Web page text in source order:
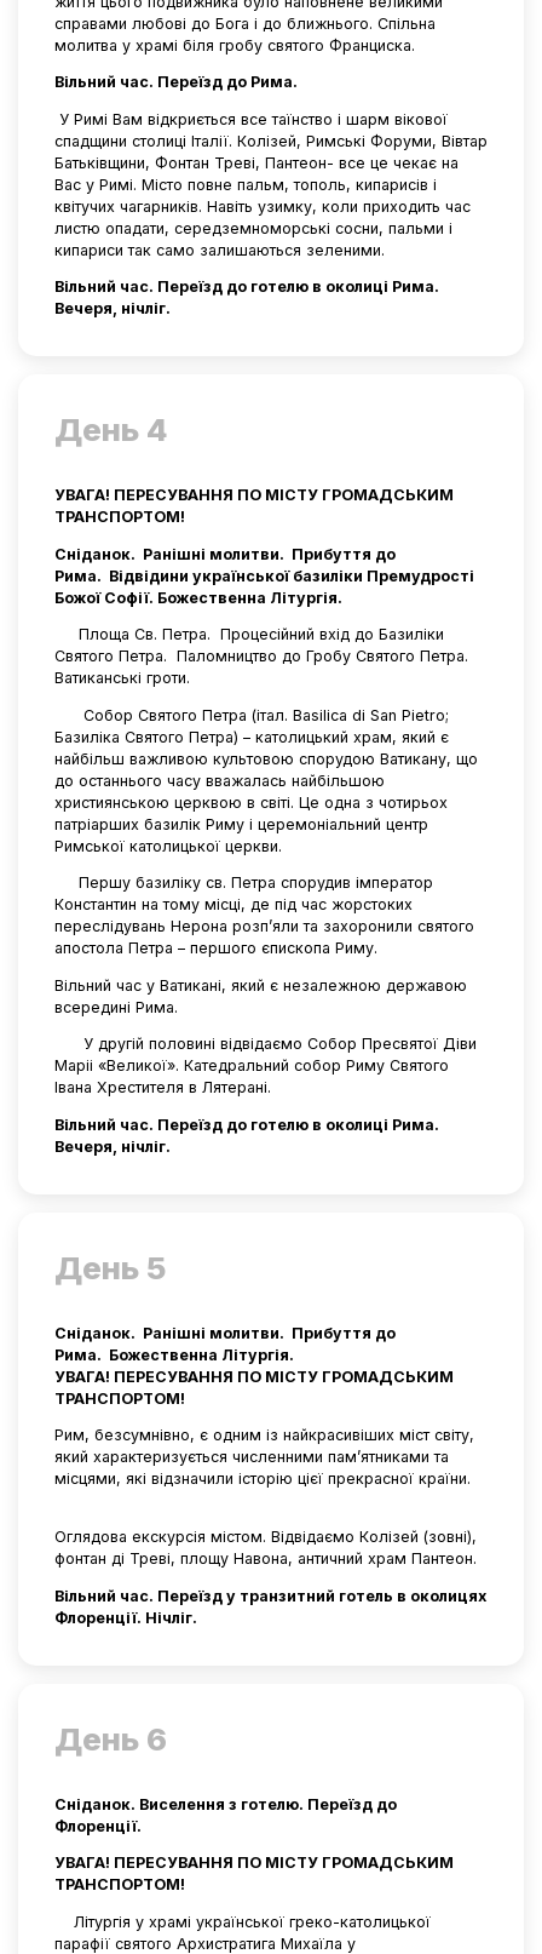
справами любові до Бога і до ближнього. Спільна
молитва у храмі біля гробу святого Франциска.
Вільний час. Переїзд до Рима.
У Римі Вам відкриється все таїнство і шарм вікової
спадщини столиці Італії. Колізей, Римські Форуми, Вівтар
Батьківщини, Фонтан Треві, Пантеон- все це чекає на
Вас у Римі. Місто повне пальм, тополь, кипарисів і
квітучих чагарників. Навіть узимку, коли приходить час
листю опадати, середземноморські сосни, пальми і
кипариси так само залишаються зеленими.
Вільний час. Переїзд до готелю в околиці Рима.
Вечеря, нічліг.
День 4
УВАГА! ПЕРЕСУВАННЯ ПО МІСТУ ГРОМАДСЬКИМ
ТРАНСПОРТОМ!
Сніданок. Ранішні молитви. Прибуття до
Рима. Відвідини української базиліки Премудрості
Божої Софії. Божественна Літургія.
Площа Св. Петра. Процесійний вхід до Базиліки
Святого Петра. Паломництво до Гробу Святого Петра.
Ватиканські гроти.
Собор Святого Петра (італ. Basilica di San Pietro;
Базиліка Святого Петра) – католицький храм, який є
найбільш важливою культовою спорудою Ватикану, що
до останнього часу вважалась найбільшою
християнською церквою в світі. Це одна з чотирьох
патріарших базилік Риму і церемоніальний центр
Римської католицької церкви.
Першу базиліку св. Петра спорудив імператор
Константин на тому місці, де під час жорстоких
переслідувань Нерона розп’яли та захоронили святого
апостола Петра – першого єпископа Риму.
Вільний час у Ватикані, який є незалежною державою
всередині Рима.
У другій половині відвідаємо Собор Пресвятої Діви
Маріі «Великої». Катедральний собор Риму Святого
Івана Хрестителя в Лятерані.
Вільний час. Переїзд до готелю в околиці Рима.
Вечеря, нічліг.
День 5
Сніданок. Ранішні молитви. Прибуття до
Рима. Божественна Літургія.
УВАГА! ПЕРЕСУВАННЯ ПО МІСТУ ГРОМАДСЬКИМ
ТРАНСПОРТОМ!
Рим, безсумнівно, є одним із найкрасивіших міст світу,
який характеризується численними пам’ятниками та
місцями, які відзначили історію цієї прекрасної країни.
Оглядова екскурсія містом. Відвідаємо Колізей (зовні),
фонтан ді Треві, площу Навона, античний храм Пантеон.
Вільний час. Переїзд у транзитний готель в околицях
Флоренції. Нічліг.
День 6
Сніданок. Виселення з готелю. Переїзд до
Флоренції.
УВАГА! ПЕРЕСУВАННЯ ПО МІСТУ ГРОМАДСЬКИМ
ТРАНСПОРТОМ!
Літургія у храмі української греко-католицької
парафії святого Архистратига Михаїла у